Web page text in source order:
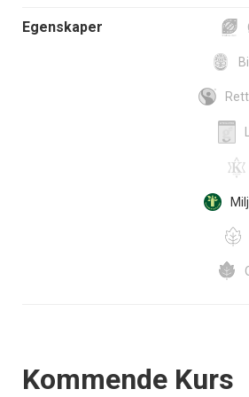
Egenskaper
Events
Kommende Kurs